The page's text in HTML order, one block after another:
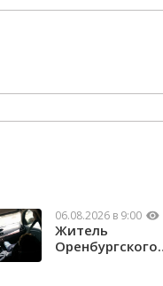
06.08.2026 в 9:00
Житель
Оренбургского